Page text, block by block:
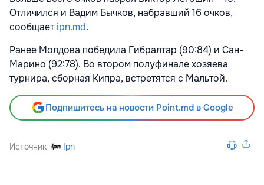
Отличился и Вадим Бычков, набравший 16 очков,
сообщаетipn.md.
Ранее Молдова победила Гибралтар (90:84) и Сан-
Марино (92:78). Во втором полуфинале хозяева
турнира, сборная Кипра, встретятся с Мальтой.
Подпишитесь на новости Point.md в Google
Источник Ipn